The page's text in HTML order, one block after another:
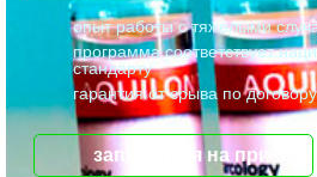
опыт работы с тяжелыми
программа соответствует
стандарту
гарантия от срыва по договору
записаться на прием